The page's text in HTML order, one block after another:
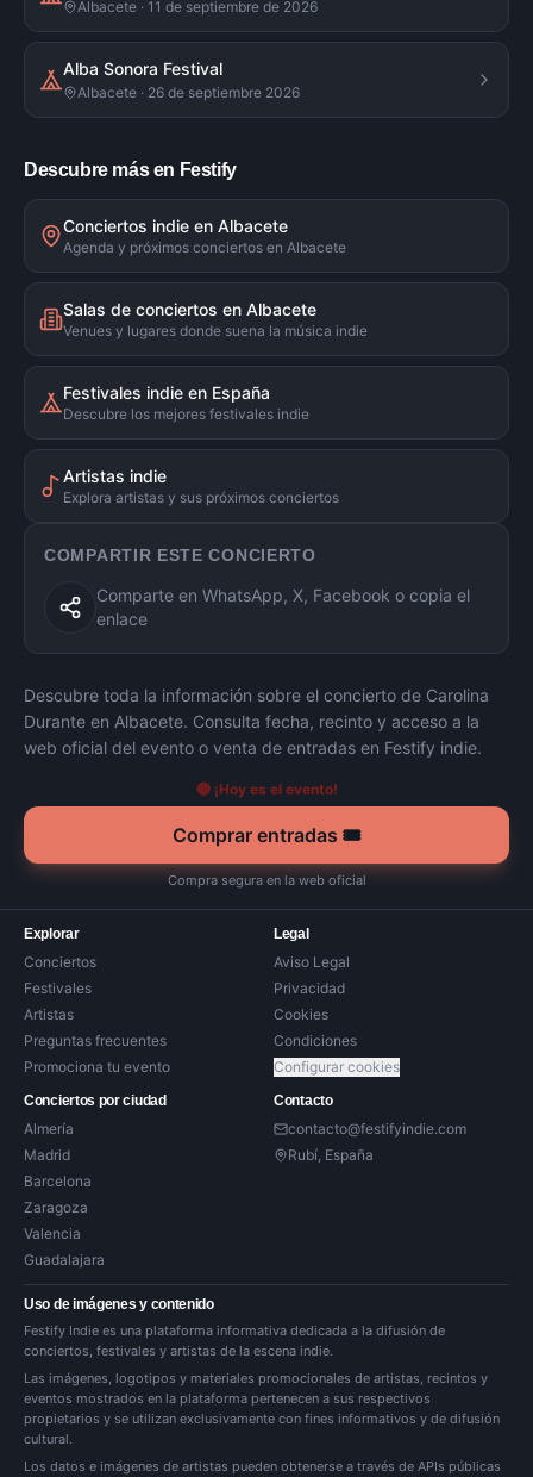
Albacete · 11 de septiembre de 2026
Alba Sonora Festival
Albacete · 26 de septiembre 2026
Descubre más en Festify
Conciertos indie en Albacete
Agenda y próximos conciertos en Albacete
Salas de conciertos en Albacete
Venues y lugares donde suena la música indie
Festivales indie en España
Descubre los mejores festivales indie
Artistas indie
Explora artistas y sus próximos conciertos
COMPARTIR ESTE CONCIERTO
Comparte en WhatsApp, X, Facebook o copia el
enlace
Descubre toda la información sobre el concierto de Carolina
Durante en Albacete. Consulta fecha, recinto y acceso a la
web oficial del evento o venta de entradas en Festify indie.
🔴 ¡Hoy es el evento!
Comprar entradas 🎟️
Compra segura en la web oficial
Explorar
Conciertos
Festivales
Artistas
Preguntas frecuentes
Promociona tu evento
Legal
Aviso Legal
Privacidad
Cookies
Condiciones
Configurar cookies
Conciertos por ciudad
Almería
Madrid
Barcelona
Zaragoza
Valencia
Guadalajara
Contacto
contacto@festifyindie.com
Rubí, España
Uso de imágenes y contenido
Festify Indie es una plataforma informativa dedicada a la difusión de
conciertos, festivales y artistas de la escena indie.
Las imágenes, logotipos y materiales promocionales de artistas, recintos y
eventos mostrados en la plataforma pertenecen a sus respectivos
propietarios y se utilizan exclusivamente con fines informativos y de difusión
cultural.
Los datos e imágenes de artistas pueden obtenerse a través de APIs públicas